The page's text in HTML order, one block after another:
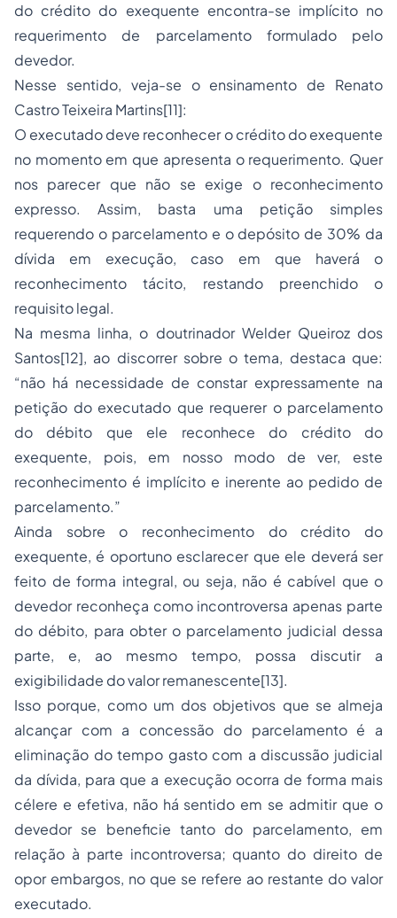
do crédito do exequente encontra-se implícito no
requerimento de parcelamento formulado pelo
devedor.
Nesse sentido, veja-se o ensinamento de Renato
Castro Teixeira Martins[11]:
O executado deve reconhecer o crédito do exequente
no momento em que apresenta o requerimento. Quer
nos parecer que não se exige o reconhecimento
expresso. Assim, basta uma petição simples
requerendo o parcelamento e o depósito de 30% da
dívida em execução, caso em que haverá o
reconhecimento tácito, restando preenchido o
requisito legal.
Na mesma linha, o doutrinador Welder Queiroz dos
Santos[12], ao discorrer sobre o tema, destaca que:
“não há necessidade de constar expressamente na
petição do executado que requerer o parcelamento
do débito que ele reconhece do crédito do
exequente, pois, em nosso modo de ver, este
reconhecimento é implícito e inerente ao pedido de
parcelamento.”
Ainda sobre o reconhecimento do crédito do
exequente, é oportuno esclarecer que ele deverá ser
feito de forma integral, ou seja, não é cabível que o
devedor reconheça como incontroversa apenas parte
do débito, para obter o parcelamento judicial dessa
parte, e, ao mesmo tempo, possa discutir a
exigibilidade do valor remanescente[13].
Isso porque, como um dos objetivos que se almeja
alcançar com a concessão do parcelamento é a
eliminação do tempo gasto com a discussão judicial
da dívida, para que a execução ocorra de forma mais
célere e efetiva, não há sentido em se admitir que o
devedor se beneficie tanto do parcelamento, em
relação à parte incontroversa; quanto do direito de
opor embargos, no que se refere ao restante do valor
executado.